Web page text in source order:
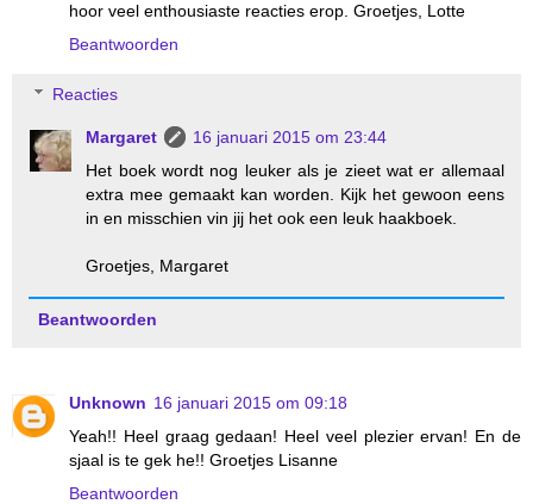
hoor veel enthousiaste reacties erop. Groetjes, Lotte
Beantwoorden
Reacties
Margaret
16 januari 2015 om 23:44
Het boek wordt nog leuker als je zieet wat er allemaal
extra mee gemaakt kan worden. Kijk het gewoon eens
in en misschien vin jij het ook een leuk haakboek.
Groetjes, Margaret
Beantwoorden
Unknown 16 januari 2015 om 09:18
Yeah!! Heel graag gedaan! Heel veel plezier ervan! En de
sjaal is te gek he!! Groetjes Lisanne
Beantwoorden